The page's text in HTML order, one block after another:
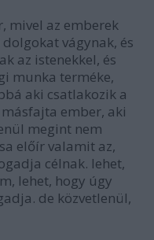
mivel az emberek
vágynak, és
az istenekkel, és
munka terméke,
aki csatlakozik a
ember, aki
megint nem
előír valamit az,
célnak. lehet,
lehet, hogy úgy
de közvetlenül,